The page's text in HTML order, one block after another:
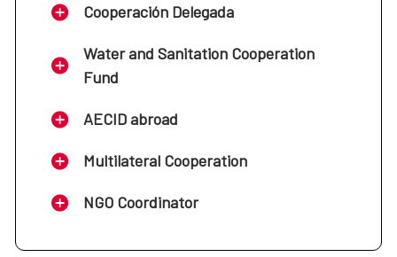
Cooperación Delegada
Water and Sanitation Cooperation
Fund
AECID abroad
Multilateral Cooperation
NGO Coordinator